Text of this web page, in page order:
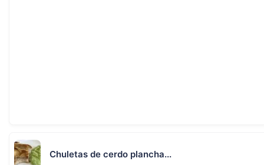
Chuletas de cerdo plancha...